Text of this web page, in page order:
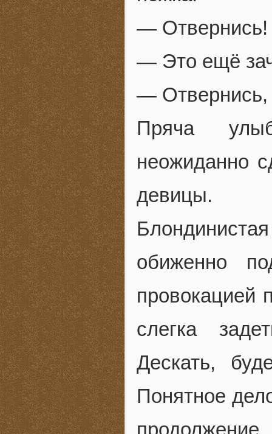
— Отвернись!
— Это ещё
— Отвернись,
Пряча
неожиданно
девицы.
обиженно
провокацией
слегка
Дескать,
Понятное